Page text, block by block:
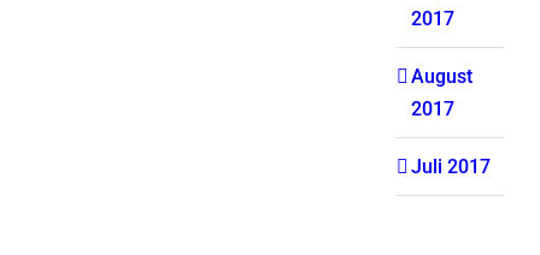
2017
August
2017
Juli 2017